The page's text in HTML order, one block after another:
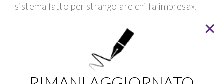
sistema fatto per strangolare chi fa impresa».
Oggi Massimo si dedica a quello che gli piace.